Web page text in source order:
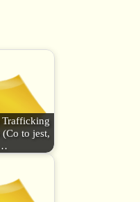
Trafficking
(Co to jest,